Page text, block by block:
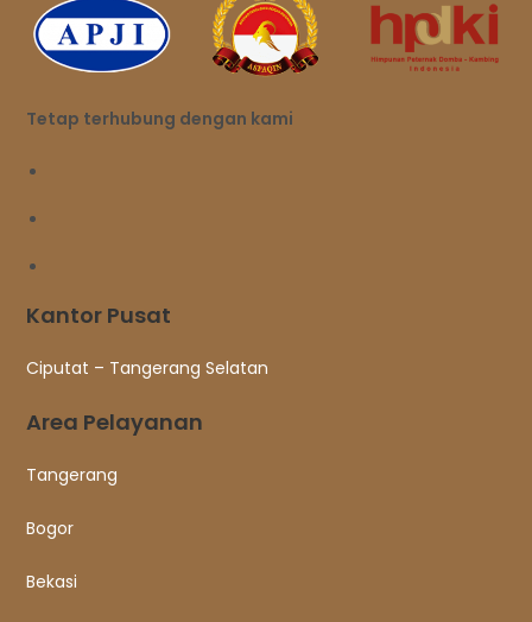
Tetap terhubung dengan kami
Kantor Pusat
Ciputat – Tangerang Selatan
Area Pelayanan
Tangerang
Bogor
Bekasi